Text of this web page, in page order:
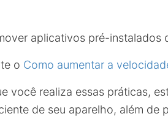
aplicativos pré-instalados
o Como aumentar a
você realiza essas práticas,
de seu aparelho, além de